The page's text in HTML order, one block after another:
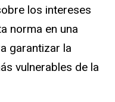
los intereses
norma en una
garantizar la
vulnerables de la